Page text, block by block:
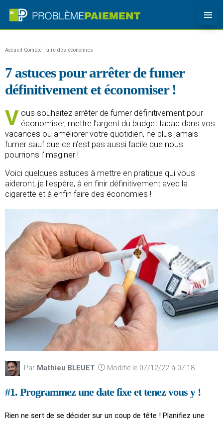
Accueil Compte Faire des économies
7 astuces pour arrêter de fumer
définitivement et économiser !
V ous souhaitez arrêter de fumer définitivement pour
économiser, mettre l’argent du budget tabac dans vos
vacances ou améliorer votre quotidien, ne plus jamais
fumer sauf que ce n’est pas aussi facile que nous
pourrions l’imaginer !
Voici quelques astuces à mettre en pratique qui vous
aideront, je l’espère, à en finir définitivement avec la
cigarette et à enfin faire des économies !
Par Mathieu BLEUET Modifié le 07/12/22 à 07:18
#1. Programmez une date fixe et tenez vous y !
Rien ne sert de se décider sur un coup de tête ! Planifiez une